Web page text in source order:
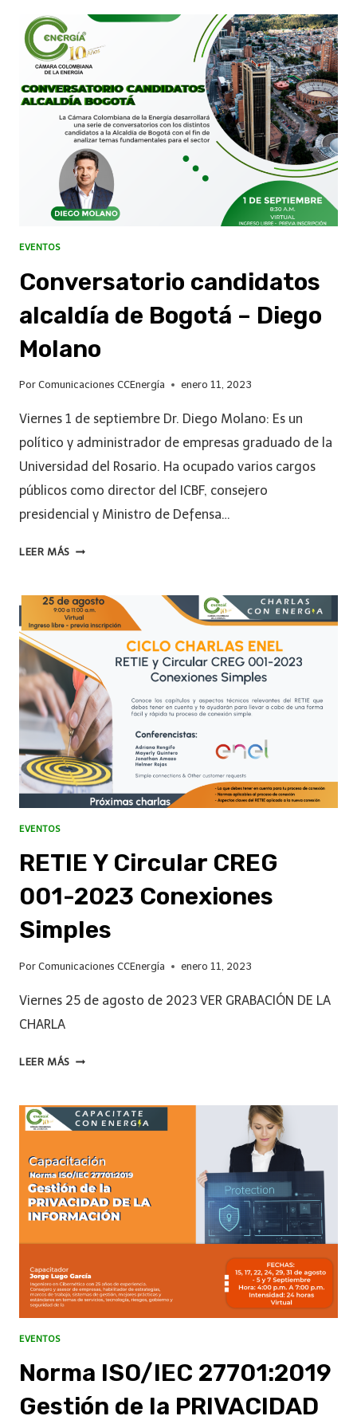
EVENTOS
Conversatorio candidatos
alcaldía de Bogotá – Diego
Molano
Por Comunicaciones CCEnergía enero 11, 2023
Viernes 1 de septiembre Dr. Diego Molano: Es un
político y administrador de empresas graduado de la
Universidad del Rosario. Ha ocupado varios cargos
públicos como director del ICBF, consejero
presidencial y Ministro de Defensa…
LEER MÁS
EVENTOS
RETIE Y Circular CREG
001-2023 Conexiones
Simples
Por Comunicaciones CCEnergía enero 11, 2023
Viernes 25 de agosto de 2023 VER GRABACIÓN DE LA
CHARLA
LEER MÁS
EVENTOS
Norma ISO/IEC 27701:2019
Gestión de la PRIVACIDAD